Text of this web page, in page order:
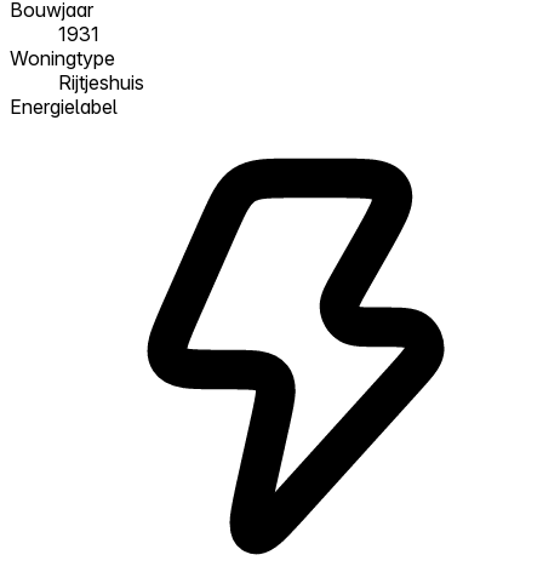
Bouwjaar
1931
Woningtype
Rijtjeshuis
Energielabel